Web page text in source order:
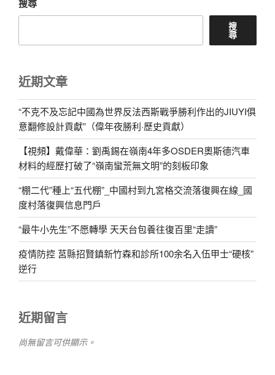
搜尋
搜
尋
近期文章
“不克不及忘記中國為世界反法西斯戰爭勝利作出的JIUYI俱
意翻修設計貢獻”（偉年夜勝利·歷史貢獻）
【視頻】戴偉華：劉禹錫在嶺南4年多OSDER奧斯德汽車
材料的經歷打破了“嶺南蠻荒無文明”的刻板印象
“棚二代”種上“五代棚”_中國村到九宮格交流落復興在線_國
度村落復興信息門戶
“最牛小先生”不愿轉學 天天台包養往復百里“走讀”
疫情防控 莒縣招賢鎮新竹森和診所100余名入伍甲士“硬核”
逆行
近期留言
尚無留言可供顯示。